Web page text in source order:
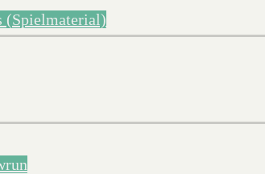
(Spielmaterial)